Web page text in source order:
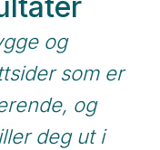
og
som er
og
deg ut i